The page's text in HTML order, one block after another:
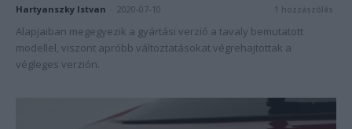
Hartyanszky Istvan 2020-07-10 1 hozzászólás
Alapjaiban megegyezik a gyártási verzió a tavaly bemutatott
modellel, viszont apróbb változtatásokat végrehajtottak a
végleges verzión.